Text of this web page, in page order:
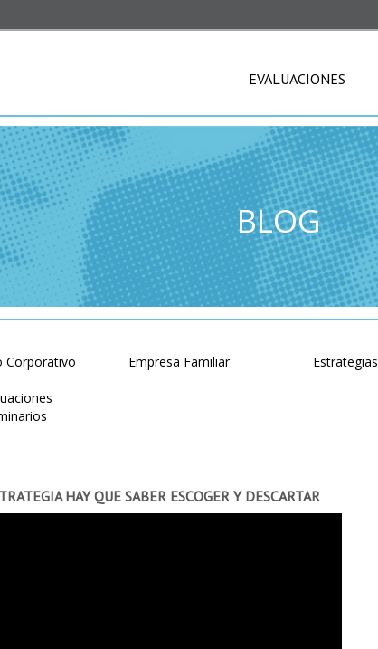
EVALUACIONES
BLOG
Corporativo Empresa Familiar Estrategias
HAY QUE SABER ESCOGER Y DESCARTAR